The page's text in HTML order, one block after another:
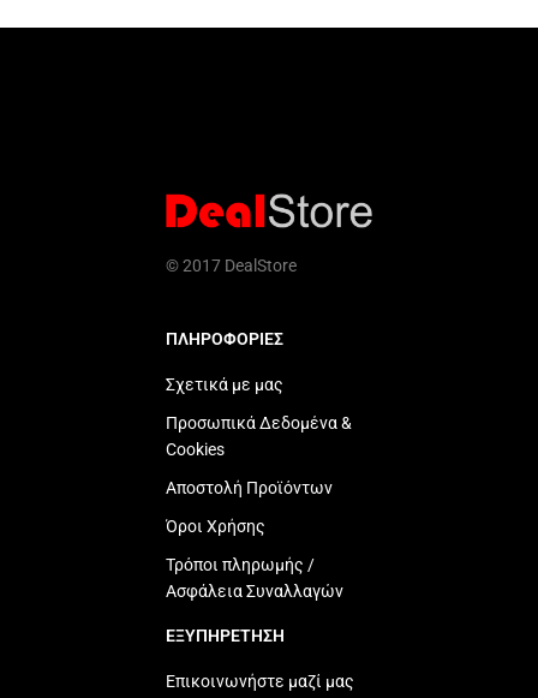
© 2017 DealStore
ΠΛΗΡΟΦΟΡΙΕΣ
Σχετικά με μας
Προσωπικά Δεδομένα &
Cookies
Αποστολή Προϊόντων
Όροι Χρήσης
Τρόποι πληρωμής /
Ασφάλεια Συναλλαγών
ΕΞΥΠΗΡΕΤΗΣΗ
Επικοινωνήστε μαζί μας